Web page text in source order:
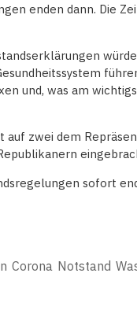
enden dann. Die
und, was am
auf zwei dem
sofort
Corona Notstand